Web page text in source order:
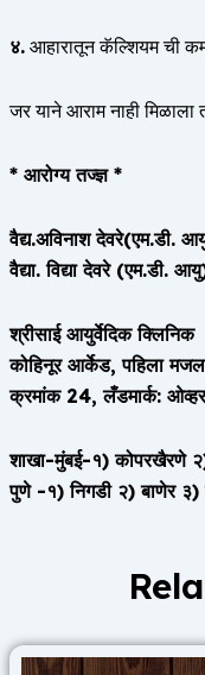
४.आहारातून कॅल्शियम ची
जर याने आराम नाही मिळाला
* आरोग्य तज्ज्ञ *
वैद्य.अविनाश देवरे(एम.डी.
वैद्या. विद्या देवरे (एम.डी.
श्रीसाई आयुर्वेदिक क्लिनिक
कोहिनूर आर्केड, पहिला
क्रमांक 24, लँडमार्क:
शाखा-मुंबई-१) कोपरखैरणे
पुणे -१) निगडी २) बाणेर ३)